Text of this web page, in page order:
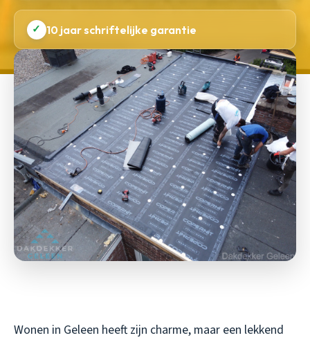
✓ 10 jaar schriftelijke garantie
Wonen in Geleen heeft zijn charme, maar een lekkend